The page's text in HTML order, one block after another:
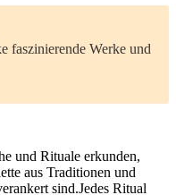
faszinierende Werke und
‍und Rituale​ erkunden,
aus Traditionen⁤ und
sind.Jedes Ritual